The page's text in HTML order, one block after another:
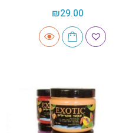
₪29.00